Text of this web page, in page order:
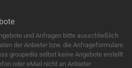
und Anfragen bitte ausschließlich
der Anbieter bzw. die Anfrageformulare.
groupedia selbst keine Angebote erstellt
oder eMail nicht an Anbieter